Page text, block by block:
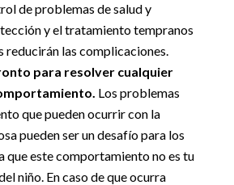
de problemas de salud y
y el tratamiento tempranos
reducirán las complicaciones.
para resolver cualquier
Los problemas
que pueden ocurrir con la
pueden ser un desafío para los
que este comportamiento no es tu
niño. En caso de que ocurra